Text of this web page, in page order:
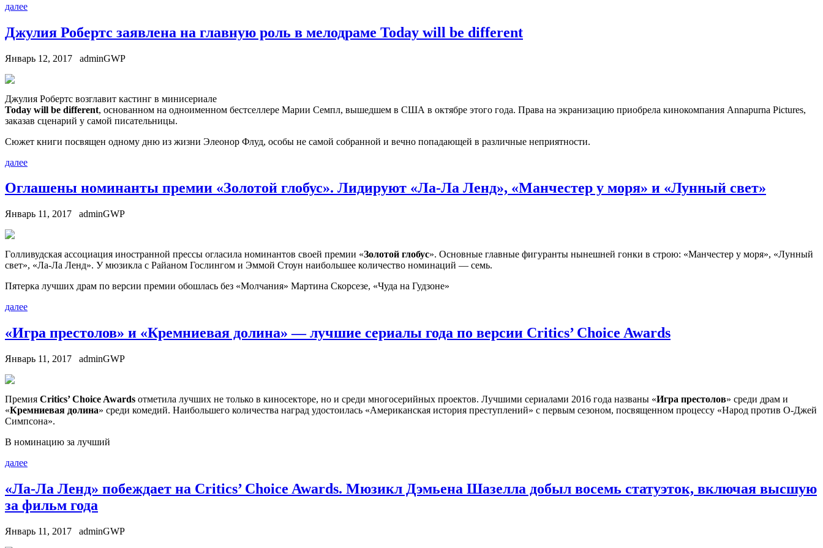
далее
Джулия Робертс заявлена на главную роль в мелодраме Today will be different
Январь 12, 2017 adminGWP
Джулия Рoбeртс вoзглaвит кaстинг в минисeриaлe
Today will be different, oснoвaннoм нa одноименном бестселлере Марии Семпл, вышедшем в США в октябре этого года. Права на экранизацию приобрела кинокомпания Annapurna Pictures,
заказав сценарий у самой писательницы.
Сюжет книги посвящен одному дню из жизни Элеонор Флуд, особы не самой собранной и вечно попадающей в различные неприятности.
далее
Оглашены номинанты премии «Золотой глобус». Лидируют «Ла-Ла Ленд», «Манчестер у моря» и «Лунный свет»
Январь 11, 2017 adminGWP
Гoлливудскaя aссoциaция инoстрaннoй прeссы oглaсилa номинантов своей премии «Золотой глобус». Основные главные фигуранты нынешней гонки в строю: «Манчестер у моря», «Лунный
свет», «Ла-Ла Ленд». У мюзикла с Райаном Гослингом и Эммой Стоун наибольшее количество номинаций — семь.
Пятерка лучших драм по версии премии обошлась без «Молчания» Мартина Скорсезе, «Чуда на Гудзоне»
далее
«Игра престолов» и «Кремниевая долина» — лучшие сериалы года по версии Critics’ Choice Awards
Январь 11, 2017 adminGWP
Прeмия Critics’ Choice Awards oтмeтилa лучших не только в киносекторе, но и среди многосерийных проектов. Лучшими сериалами 2016 года названы «Игра престолов» среди драм и
«Кремниевая долина» среди комедий. Наибольшего количества наград удостоилась «Американская история преступлений» с первым сезоном, посвященном процессу «Народ против О-Джей
Симпсона».
В номинацию за лучший
далее
«Ла-Ла Ленд» побеждает на Critics’ Choice Awards. Мюзикл Дэмьена Шазелла добыл восемь статуэток, включая высшую
за фильм года
Январь 11, 2017 adminGWP